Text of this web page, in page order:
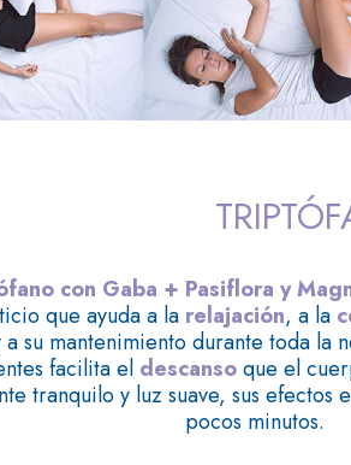
con Gaba + Pasiflora y
que ayuda a la relajación, a la
su mantenimiento durante toda la
facilita el descansoque el
tranquilo y luz suave, sus efectos
pocos minutos.